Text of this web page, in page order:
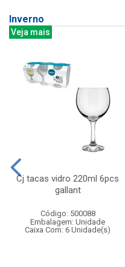
Inverno
Veja mais
Cj tacas vidro 220ml 6pcs
gallant
Código: 500088
Embalagem: Unidade
Caixa Com: 6 Unidade(s)